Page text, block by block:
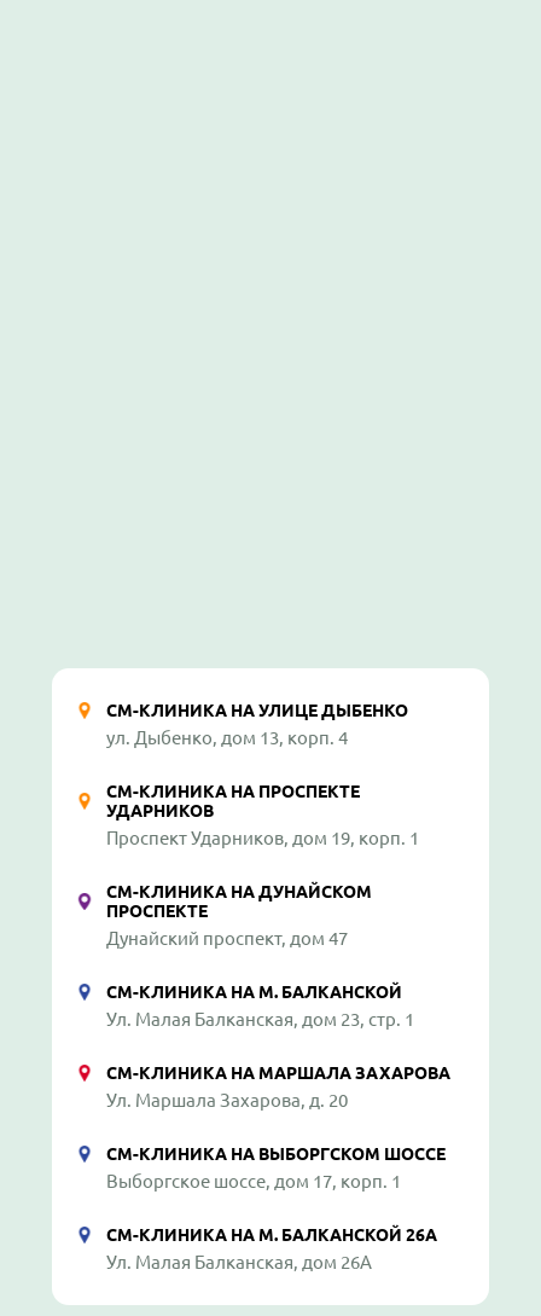
СМ-КЛИНИКА НА УЛИЦЕ ДЫБЕНКО
ул. Дыбенко, дом 13, корп. 4
СМ-КЛИНИКА НА ПРОСПЕКТЕ
УДАРНИКОВ
Проспект Ударников, дом 19, корп. 1
СМ-КЛИНИКА НА ДУНАЙСКОМ
ПРОСПЕКТЕ
Дунайский проспект, дом 47
СМ-КЛИНИКА НА М. БАЛКАНСКОЙ
Ул. Малая Балканская, дом 23, стр. 1
СМ-КЛИНИКА НА МАРШАЛА ЗАХАРОВА
Ул. Маршала Захарова, д. 20
СМ-КЛИНИКА НА ВЫБОРГСКОМ ШОССЕ
Выборгское шоссе, дом 17, корп. 1
СМ-КЛИНИКА НА М. БАЛКАНСКОЙ 26А
Ул. Малая Балканская, дом 26А